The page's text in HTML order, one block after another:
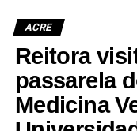
patrimônio histórico da
abrigar o Palácio da
A vice-reitora eleita,
dos projetos de
estarei sempre à
ACRE
Reitora
passarela
Medicina